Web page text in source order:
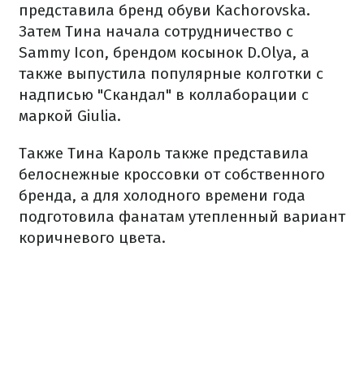
представила бренд обуви Kachorovska.
Затем Тина начала сотрудничество с
Sammy Icon, брендом косынок D.Olya, а
также выпустила популярные колготки с
надписью "Скандал" в коллаборации с
маркой Giulia.
Также Тина Кароль также представила
белоснежные кроссовки от собственного
бренда, а для холодного времени года
подготовила фанатам утепленный вариант
коричневого цвета.